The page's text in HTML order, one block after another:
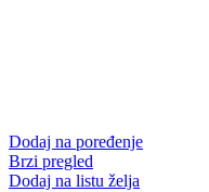
Dodaj na poređenje
Brzi pregled
Dodaj na listu želja